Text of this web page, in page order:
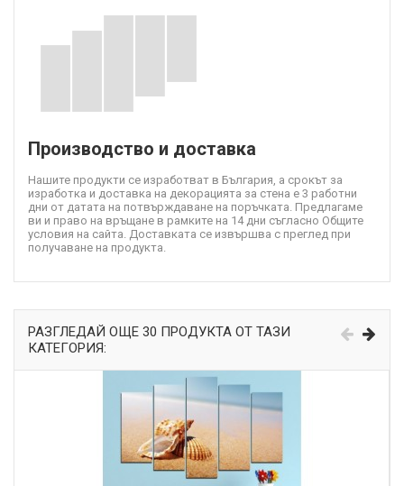
Производство и доставка
Нашите продукти се изработват в България, а срокът за
изработка и доставка на декорацията за стена е 3 работни
дни от датата на потвърждаване на поръчката. Предлагаме
ви и право на връщане в рамките на 14 дни съгласно Общите
условия на сайта. Доставката се извършва с преглед при
получаване на продукта.
РАЗГЛЕДАЙ ОЩЕ 30 ПРОДУКТА ОТ ТАЗИ
КАТЕГОРИЯ: